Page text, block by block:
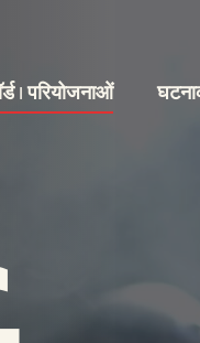
| परियोजनाओं